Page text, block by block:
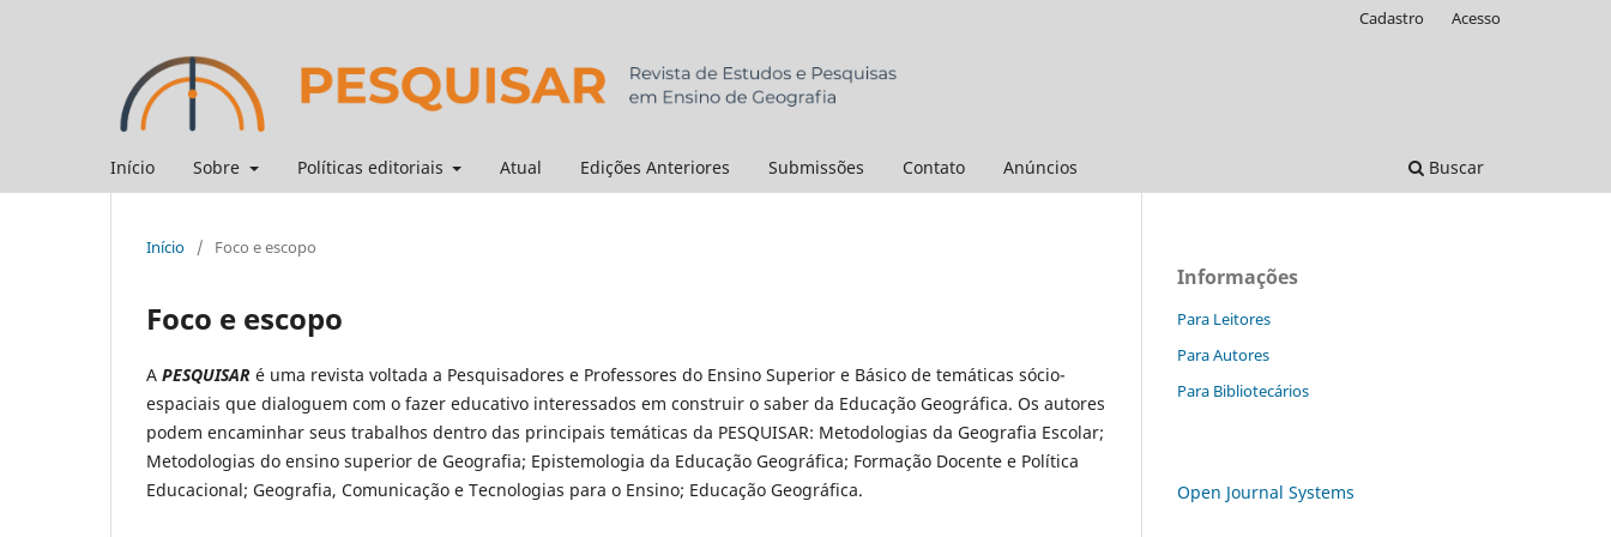
Início Sobre Políticas editoriais Atual Edições Anteriores Submissões Contato Anúncios Buscar
Cadastro Acesso
Início / Foco e escopo
Foco e escopo
A PESQUISAR é uma revista voltada a Pesquisadores e Professores do Ensino Superior e Básico de temáticas sócio-
espaciais que dialoguem com o fazer educativo interessados em construir o saber da Educação Geográfica. Os autores
podem encaminhar seus trabalhos dentro das principais temáticas da PESQUISAR: Metodologias da Geografia Escolar;
Metodologias do ensino superior de Geografia; Epistemologia da Educação Geográfica; Formação Docente e Política
Educacional; Geografia, Comunicação e Tecnologias para o Ensino; Educação Geográfica.
Informações
Para Leitores
Para Autores
Para Bibliotecários
Open Journal Systems